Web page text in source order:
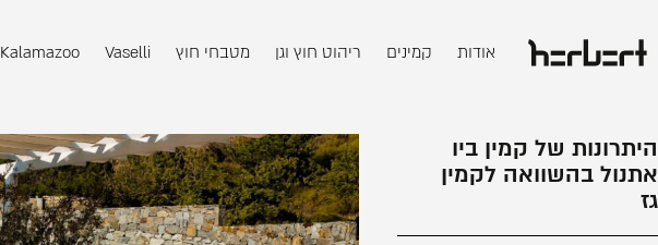
אודות קמינים ריהוט חוץ וגן מטבחי חוץ Vaselli
Kalamazoo
היתרונות של קמין ביו
אתנול בהשוואה לקמין
גז